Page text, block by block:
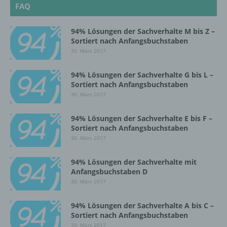
FAQ
94% Lösungen der Sachverhalte M bis Z –
Sortiert nach Anfangsbuchstaben
30. März 2017
94% Lösungen der Sachverhalte G bis L –
Sortiert nach Anfangsbuchstaben
30. März 2017
94% Lösungen der Sachverhalte E bis F –
Sortiert nach Anfangsbuchstaben
30. März 2017
94% Lösungen der Sachverhalte mit
Anfangsbuchstaben D
30. März 2017
94% Lösungen der Sachverhalte A bis C –
Sortiert nach Anfangsbuchstaben
30. März 2017
Daten wie das Erheben, das Erfassen, die
Organisation, das Ordnen, die Speicherung,
die Anpassung oder Veränderung, das
Auslesen, das Abfragen, die Verwendung,
die Offenlegung durch Übermittlung,
Verbreitung oder eine andere Form der
Bereitstellung, den Abgleich oder die
Verknüpfung, die Einschränkung, das
Löschen oder die Vernichtung.
d) Einschränkung der Verarbeitung
Einschränkung der Verarbeitung ist die
Markierung gespeicherter
personenbezogener Daten mit dem Ziel, ihre
künftige Verarbeitung einzuschränken.